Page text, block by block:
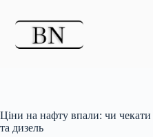
Ціни на нафту впали: чи
та дизель